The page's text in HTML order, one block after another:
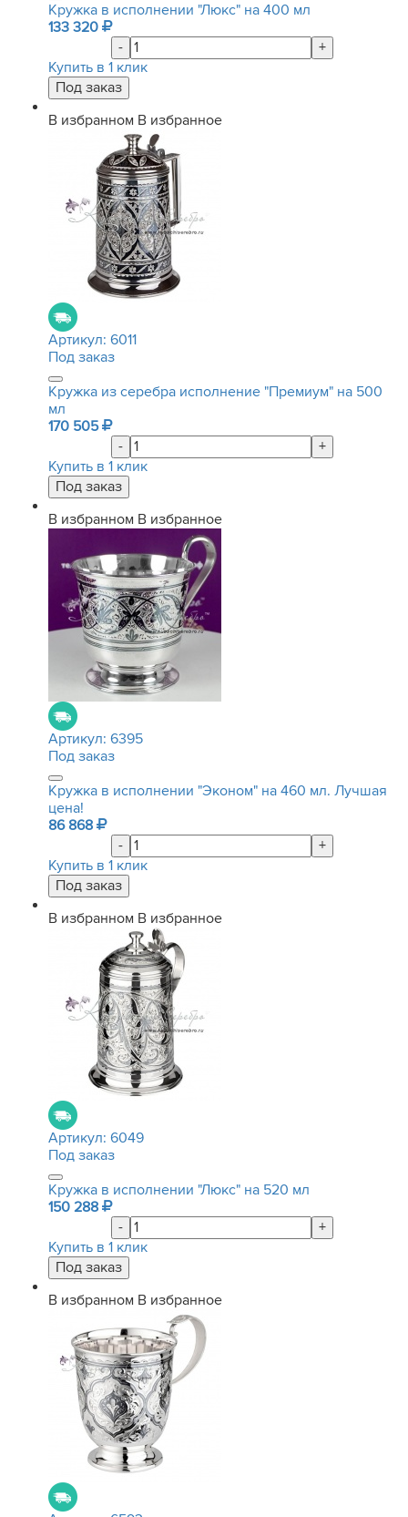
Кружка в исполнении "Люкс" на 400 мл
133 320
-
+
Купить в 1 клик
В избранном В избранное
Артикул: 6011
Под заказ
Кружка из серебра исполнение "Премиум" на 500
мл
170 505
-
+
Купить в 1 клик
В избранном В избранное
Артикул: 6395
Под заказ
Кружка в исполнении "Эконом" на 460 мл. Лучшая
цена!
86 868
-
+
Купить в 1 клик
В избранном В избранное
Артикул: 6049
Под заказ
Кружка в исполнении "Люкс" на 520 мл
150 288
-
+
Купить в 1 клик
В избранном В избранное